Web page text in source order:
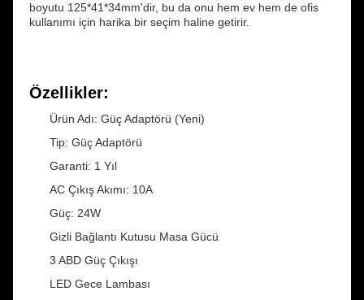
boyutu 125*41*34mm'dir, bu da onu hem ev hem de ofis
kullanımı için harika bir seçim haline getirir.
Özellikler:
Ürün Adı: Güç Adaptörü (Yeni)
Tip: Güç Adaptörü
Garanti: 1 Yıl
AC Çıkış Akımı: 10A
Güç: 24W
Gizli Bağlantı Kutusu Masa Gücü
3 ABD Güç Çıkışı
LED Gece Lambası